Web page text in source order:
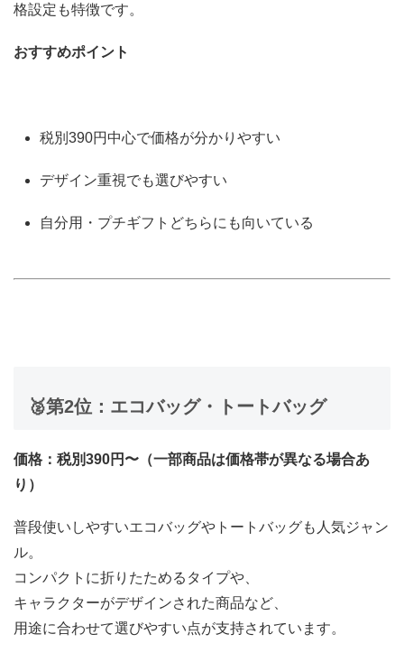
格設定も特徴です。
おすすめポイント
税別390円中心で価格が分かりやすい
デザイン重視でも選びやすい
自分用・プチギフトどちらにも向いている
🥈第2位：エコバッグ・トートバッグ
価格：税別390円〜（一部商品は価格帯が異なる場合あ
り）
普段使いしやすいエコバッグやトートバッグも人気ジャン
ル。
コンパクトに折りたためるタイプや、
キャラクターがデザインされた商品など、
用途に合わせて選びやすい点が支持されています。